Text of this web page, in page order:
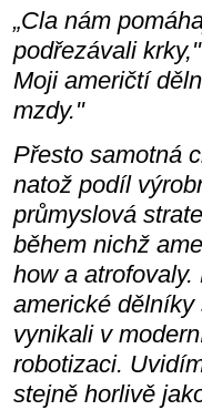
„Cla nám
podřezávali
Moji američtí
mzdy."
Přesto samotná
natož podíl
průmyslová
během nichž
how a
americké
vynikali v
robotizaci.
stejně horlivě